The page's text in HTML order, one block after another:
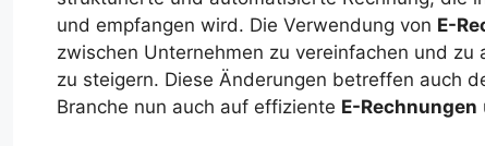
und empfangen wird. Die Verwendung von E-
zwischen Unternehmen zu vereinfachen und
zu steigern. Diese Änderungen betreffen auch
Branche nun auch auf effiziente E-Rechnungen